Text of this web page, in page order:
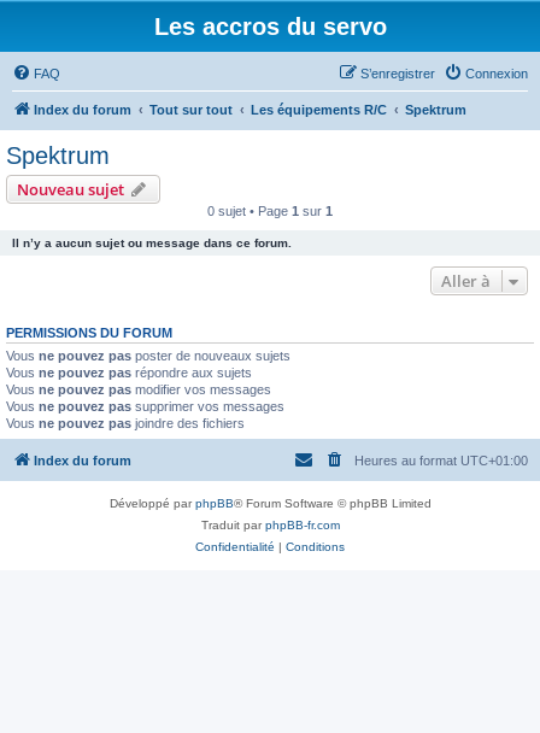
Les accros du servo
FAQ Connexion
S’enregistrer
Index du forum Tout sur tout Les équipements R/C Spektrum
Spektrum
Nouveau sujet
0 sujet • Page 1 sur 1
Il n’y a aucun sujet ou message dans ce forum.
Aller à
PERMISSIONS DU FORUM
Vous ne pouvez pas poster de nouveaux sujets
Vous ne pouvez pas répondre aux sujets
Vous ne pouvez pas modifier vos messages
Vous ne pouvez pas supprimer vos messages
Vous ne pouvez pas joindre des fichiers
Index du forum Heures au format UTC+01:00
Développé parphpBB® Forum Software © phpBB Limited
Traduit parphpBB-fr.com
Confidentialité | Conditions